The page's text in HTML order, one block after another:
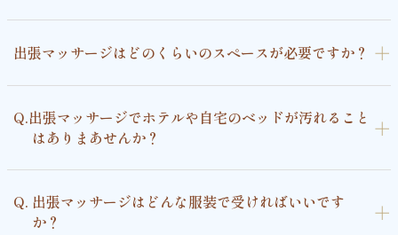
出張マッサージはどのくらいのスペースが必要ですか？ ＋
Q.出張マッサージでホテルや自宅のベッドが汚れること
はありまあせんか？
＋
Q. 出張マッサージはどんな服装で受ければいいです
か？
＋